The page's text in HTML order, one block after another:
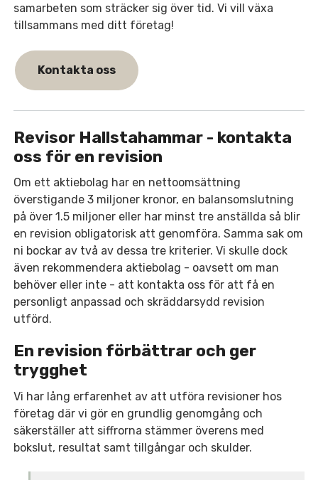
samarbeten som sträcker sig över tid. Vi vill växa
tillsammans med ditt företag!
Kontakta oss
Revisor Hallstahammar - kontakta
oss för en revision
Om ett aktiebolag har en nettoomsättning
överstigande 3 miljoner kronor, en balansomslutning
på över 1.5 miljoner eller har minst tre anställda så blir
en revision obligatorisk att genomföra. Samma sak om
ni bockar av två av dessa tre kriterier. Vi skulle dock
även rekommendera aktiebolag - oavsett om man
behöver eller inte - att kontakta oss för att få en
personligt anpassad och skräddarsydd revision
utförd.
En revision förbättrar och ger
trygghet
Vi har lång erfarenhet av att utföra revisioner hos
företag där vi gör en grundlig genomgång och
säkerställer att siffrorna stämmer överens med
bokslut, resultat samt tillgångar och skulder.